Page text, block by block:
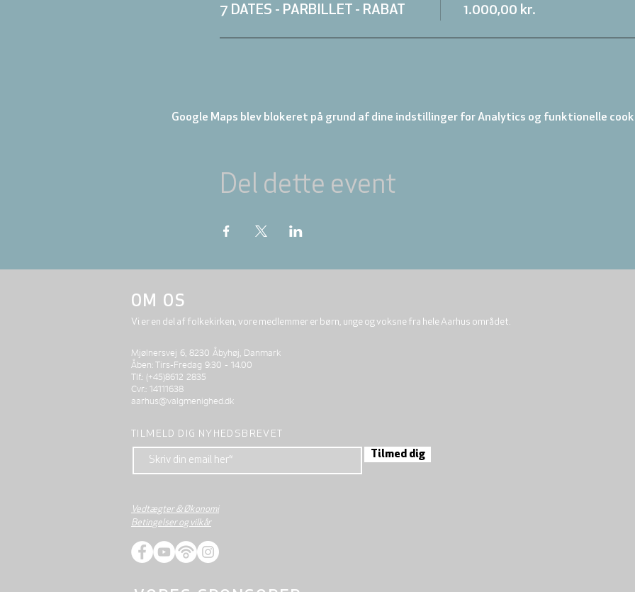
7 DATES - PARBILLET - RABAT 1.000,00 kr.
Google Maps blev blokeret på grund af dine indstillinger for Analytics og funktionelle
Del dette event
OM OS
Vi er en del af folkekirken, vore medlemmer er børn, unge og voksne fra hele Aarhus området.
Mjølnersvej 6, 8230 Åbyhøj, Danmark
Åben: Tirs-Fredag 9:30 - 14.00
Tlf.: (+45)8612 2835
Cvr.: 14111638
aarhus@valgmenighed.dk
TILMELD DIG NYHEDSBREVET
Tilmed dig
Vedtægter & Økonomi
Betingelser og vilkår